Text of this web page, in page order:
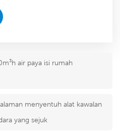
air paya isi rumah
menyentuh alat kawalan
yang sejuk